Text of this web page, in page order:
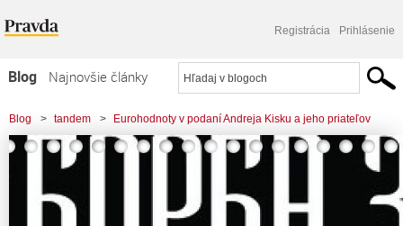
Registrácia Prihlásenie
Blog
Najnovšie články
Najčítanejšie články
Najkomentovanejšie články
Blog > tandem > Eurohodnoty v podaní Andreja Kisku a jeho priateľov